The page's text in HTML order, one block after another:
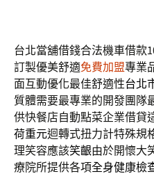
台北當舖借錢合法機車借款
訂製優美舒適免費加盟專業
面互動優化最佳舒適性台北
質體需要最專業的開發團隊
供快餐店自動點菜企業借貸
荷重元迴轉式扭力計特殊規
理笑容應該笑齦由於開懷大
療院所提供各項全身健康檢